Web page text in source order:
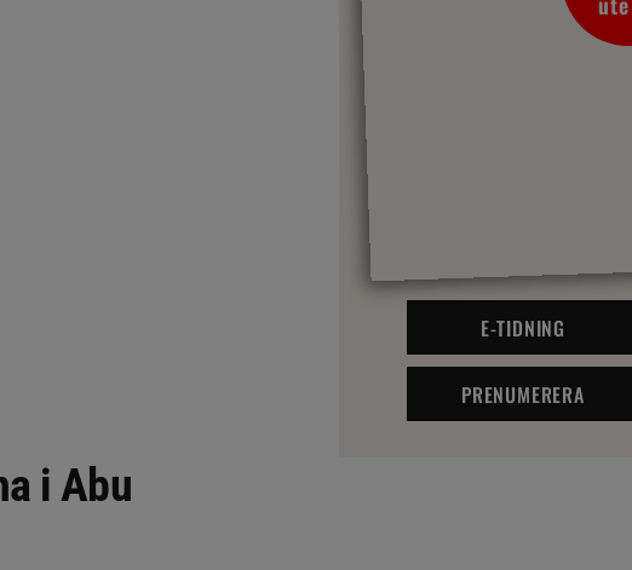
i Abu
E-TIDNING
PRENUMERERA